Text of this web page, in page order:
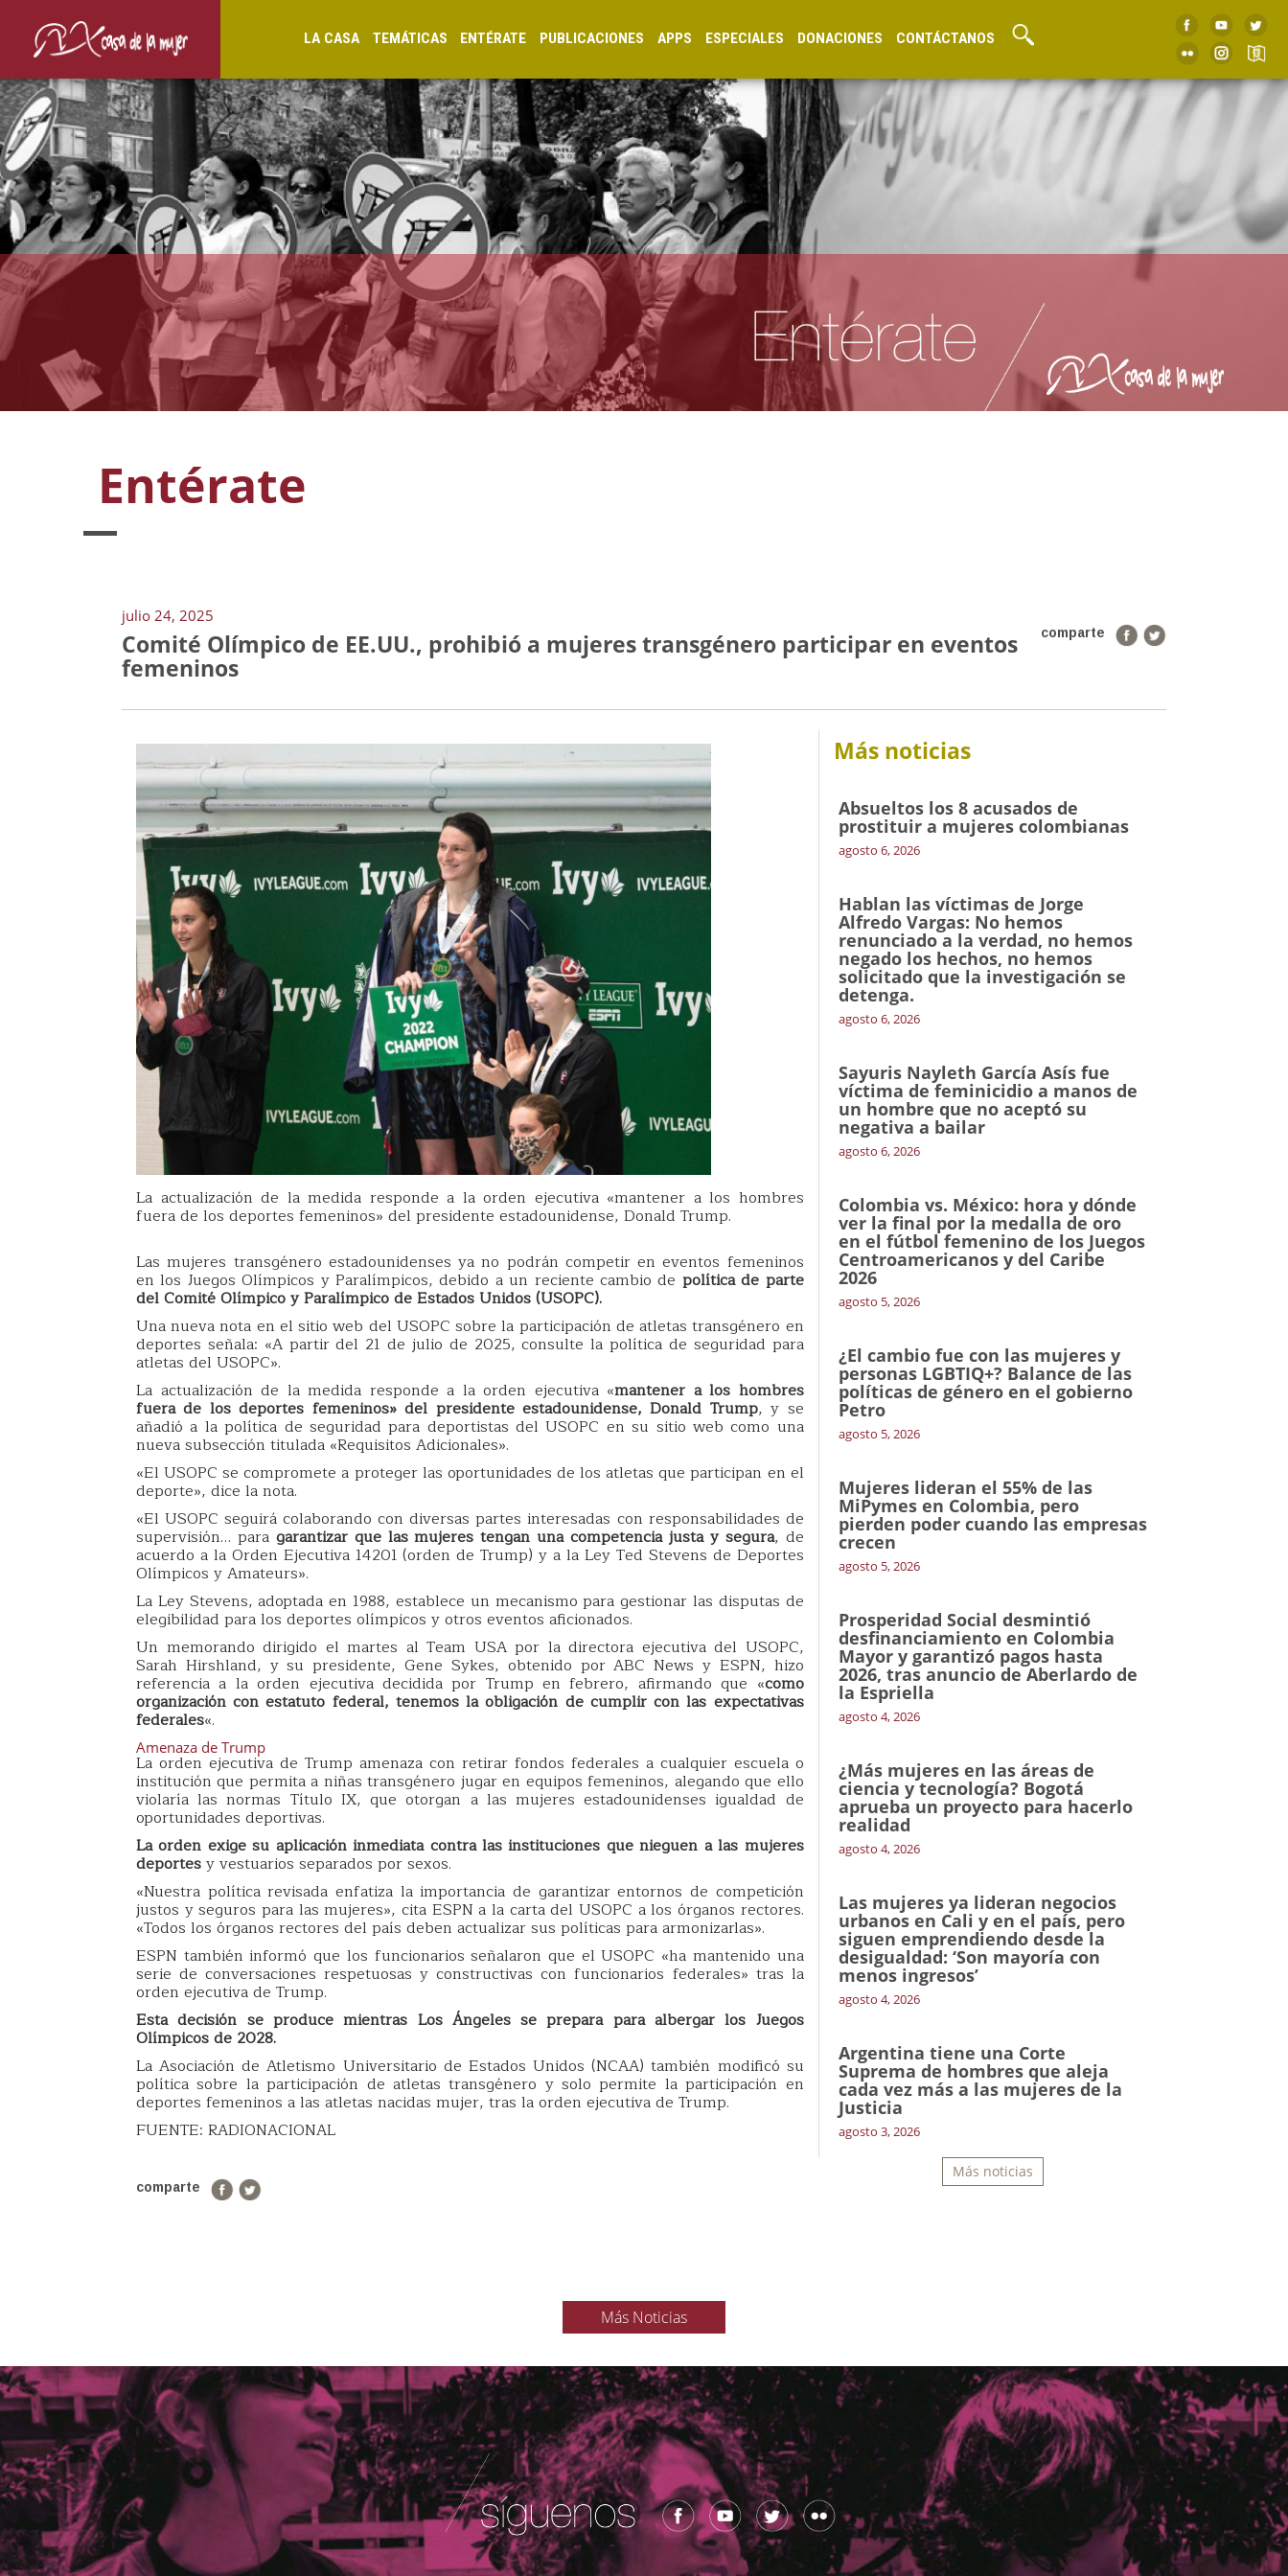
LA CASA TEMÁTICAS ENTÉRATE PUBLICACIONES APPS ESPECIALES DONACIONES CONTÁCTANOS
Entérate
julio 24, 2025
comparte
Comité Olímpico de EE.UU., prohibió a mujeres transgénero participar en eventos
femeninos
La actualización de la medida responde a la orden ejecutiva «mantener a los hombres
fuera de los deportes femeninos» del presidente estadounidense, Donald Trump.
Las mujeres transgénero estadounidenses ya no podrán competir en eventos femeninos
en los Juegos Olímpicos y Paralímpicos, debido a un reciente cambio de política de parte
del Comité Olímpico y Paralímpico de Estados Unidos (USOPC).
Una nueva nota en el sitio web del USOPC sobre la participación de atletas transgénero en
deportes señala: «A partir del 21 de julio de 2025, consulte la política de seguridad para
atletas del USOPC».
La actualización de la medida responde a la orden ejecutiva «mantener a los hombres
fuera de los deportes femeninos» del presidente estadounidense, Donald Trump, y se
añadió a la política de seguridad para deportistas del USOPC en su sitio web como una
nueva subsección titulada «Requisitos Adicionales».
«El USOPC se compromete a proteger las oportunidades de los atletas que participan en el
deporte», dice la nota.
«El USOPC seguirá colaborando con diversas partes interesadas con responsabilidades de
supervisión… paragarantizar que las mujeres tengan una competencia justa y segura, de
acuerdo a la Orden Ejecutiva 14201 (orden de Trump) y a la Ley Ted Stevens de Deportes
Olímpicos y Amateurs».
La Ley Stevens, adoptada en 1988, establece un mecanismo para gestionar las disputas de
elegibilidad para los deportes olímpicos y otros eventos aficionados.
Un memorando dirigido el martes al Team USA por la directora ejecutiva del USOPC,
Sarah Hirshland, y su presidente, Gene Sykes, obtenido por ABC News y ESPN, hizo
referencia a la orden ejecutiva decidida por Trump en febrero, afirmando que «como
organización con estatuto federal, tenemos la obligación de cumplir con las expectativas
federales«.
Amenaza de Trump
La orden ejecutiva de Trump amenaza con retirar fondos federales a cualquier escuela o
institución que permita a niñas transgénero jugar en equipos femeninos, alegando que ello
violaría las normas Título IX, que otorgan a las mujeres estadounidenses igualdad de
oportunidades deportivas.
La orden exige su aplicación inmediata contra las instituciones que nieguen a las mujeres
deportesy vestuarios separados por sexos.
«Nuestra política revisada enfatiza la importancia de garantizar entornos de competición
justos y seguros para las mujeres», cita ESPN a la carta del USOPC a los órganos rectores.
«Todos los órganos rectores del país deben actualizar sus políticas para armonizarlas».
ESPN también informó que los funcionarios señalaron que el USOPC «ha mantenido una
serie de conversaciones respetuosas y constructivas con funcionarios federales» tras la
orden ejecutiva de Trump.
Esta decisión se produce mientras Los Ángeles se prepara para albergar los Juegos
Olímpicos de 2028.
La Asociación de Atletismo Universitario de Estados Unidos (NCAA) también modificó su
política sobre la participación de atletas transgénero y solo permite la participación en
deportes femeninos a las atletas nacidas mujer, tras la orden ejecutiva de Trump.
FUENTE: RADIONACIONAL
comparte
Más noticias
Absueltos los 8 acusados de
prostituir a mujeres colombianas
agosto 6, 2026
Hablan las víctimas de Jorge
Alfredo Vargas: No hemos
renunciado a la verdad, no hemos
negado los hechos, no hemos
solicitado que la investigación se
detenga.
agosto 6, 2026
Sayuris Nayleth García Asís fue
víctima de feminicidio a manos de
un hombre que no aceptó su
negativa a bailar
agosto 6, 2026
Colombia vs. México: hora y dónde
ver la final por la medalla de oro
en el fútbol femenino de los Juegos
Centroamericanos y del Caribe
2026
agosto 5, 2026
¿El cambio fue con las mujeres y
personas LGBTIQ+? Balance de las
políticas de género en el gobierno
Petro
agosto 5, 2026
Mujeres lideran el 55% de las
MiPymes en Colombia, pero
pierden poder cuando las empresas
crecen
agosto 5, 2026
Prosperidad Social desmintió
desfinanciamiento en Colombia
Mayor y garantizó pagos hasta
2026, tras anuncio de Aberlardo de
la Espriella
agosto 4, 2026
¿Más mujeres en las áreas de
ciencia y tecnología? Bogotá
aprueba un proyecto para hacerlo
realidad
agosto 4, 2026
Las mujeres ya lideran negocios
urbanos en Cali y en el país, pero
siguen emprendiendo desde la
desigualdad: ‘Son mayoría con
menos ingresos’
agosto 4, 2026
Argentina tiene una Corte
Suprema de hombres que aleja
cada vez más a las mujeres de la
Justicia
agosto 3, 2026
Más noticias
Más Noticias